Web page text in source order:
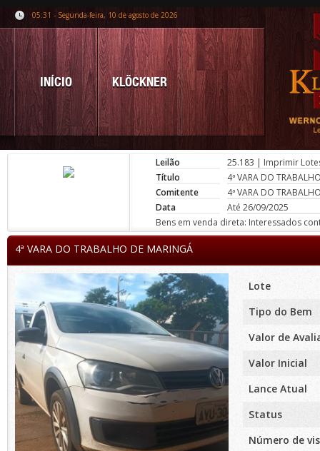
05:31 - Segunda-feira, 10 de agosto de 2026
INÍCIO KLÖCKNER
Leilão 25.183 | Imprimir
Título
4ª VARA DO
Comitente
4ª VARA DO
Data
Até 26/09/2025
Bens em venda direta: Interessados
4ª VARA DO TRABALHO DE MARINGÁ
Lote
Tipo do Bem
Valor de
Valor Inicial
Lance Atual
Status
Número de